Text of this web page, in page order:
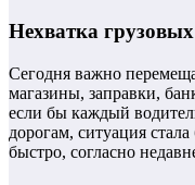
Нехватка
Сегодня важно
магазины, заправки,
если бы каждый
дорогам, ситуация
быстро, согласно